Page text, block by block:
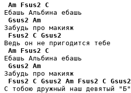
Am Fsus2
C
Ебашь Альбина ебашь
Gsus2 Am
Забудь про макияж
Fsus2
C Gsus2
Ведь он не пригодится тебе
Am Fsus2
C
Ебашь Альбина ебашь
Gsus2 Am
Забудь про макияж
Fsus2
C Gsus2 Am Fsus2 C Gsus2
С тобою дружный наш девятый "Б"